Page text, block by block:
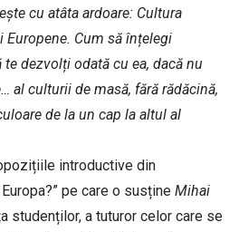
cu atâta ardoare: Cultura
Europene. Cum să înțelegi
te dezvolți odată cu ea, dacă nu
al culturii de masă, fără rădăcină,
de la un cap la altul al
introductive din
pe care o susține Mihai
studenților, a tuturor celor care se